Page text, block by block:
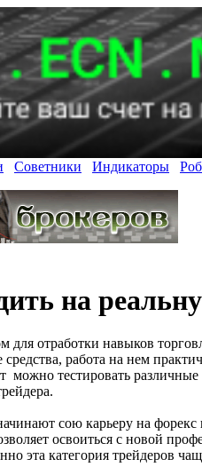
Советники Индикаторы
на
для отработки навыков
работа на нем
можно тестировать различные
сою карьеру на форекс
освоиться с новой
эта категория трейдеров